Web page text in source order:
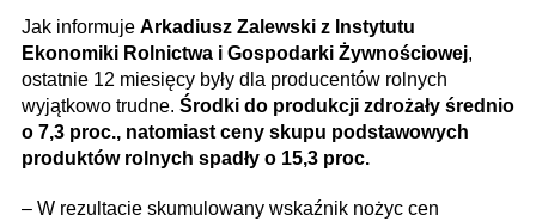
Jak informuje Arkadiusz Zalewski z Instytutu
Ekonomiki Rolnictwa i Gospodarki Żywnościowej,
ostatnie 12 miesięcy były dla producentów rolnych
wyjątkowo trudne. Środki do produkcji zdrożały średnio
o 7,3 proc., natomiast ceny skupu podstawowych
produktów rolnych spadły o 15,3 proc.
– W rezultacie skumulowany wskaźnik nożyc cen